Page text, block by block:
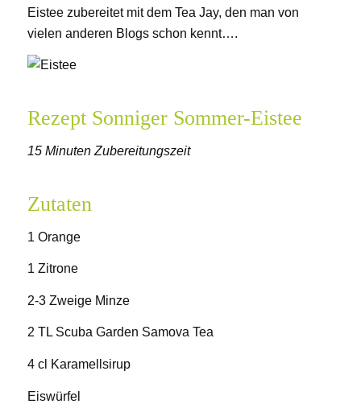
Eistee zubereitet mit dem Tea Jay, den man von
vielen anderen Blogs schon kennt….
Rezept Sonniger Sommer-Eistee
15 Minuten Zubereitungszeit
Zutaten
1 Orange
1 Zitrone
2-3 Zweige Minze
2 TL Scuba Garden Samova Tea
4 cl Karamellsirup
Eiswürfel